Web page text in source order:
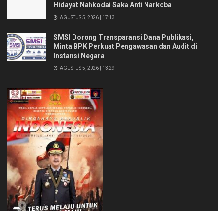
Hidayat Nahkodai Saka Anti Narkoba
AGUSTUS 5, 2026 | 17:13
SMSI Dorong Transparansi Dana Publikasi,
Minta BPK Perkuat Pengawasan dan Audit di
Instansi Negara
AGUSTUS 5, 2026 | 13:29